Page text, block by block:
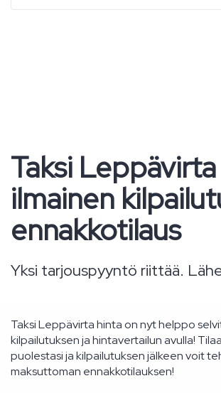
Taksi Leppävirta
ilmainen
ennakkotilaus
Yksi tarjouspyyntö riittää.
Taksi Leppävirta hinta on nyt helppo
kilpailutuksen ja hintavertailun avulla!
puolestasi ja kilpailutuksen jälkeen voit
maksuttoman ennakkotilauksen!